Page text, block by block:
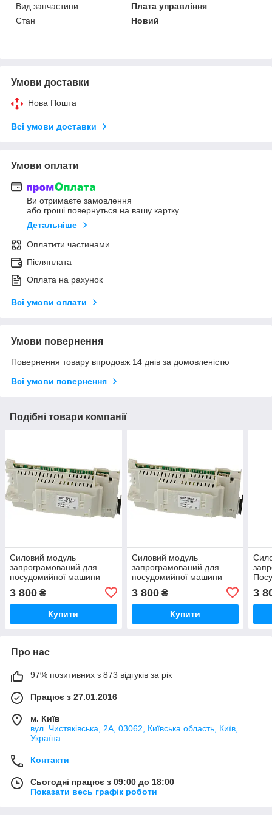
Вид запчастини
Плата управління
Стан
Новий
Умови доставки
Нова Пошта
Всі умови доставки
Умови оплати
Ви отримаєте замовлення
або гроші повернуться на вашу картку
Детальніше
Оплатити частинами
Післяплата
Оплата на рахунок
Всі умови оплати
Умови повернення
Повернення товару впродовж 14 днів за домовленістю
Всі умови повернення
Подібні товари компанії
Силовий модуль
запрограмований для
посудомийної машини
3 800 ₴
Купити
Силовий модуль
запрограмований для
посудомийної машини
3 800₴
Купити
3
Про нас
97% позитивних з 873 відгуків за рік
Працює з 27.01.2016
м. Київ
вул. Чистяківська, 2А, 03062, Київська область, Київ,
Україна
Контакти
Сьогодні працює з 09:00 до 18:00
Показати весь графік роботи